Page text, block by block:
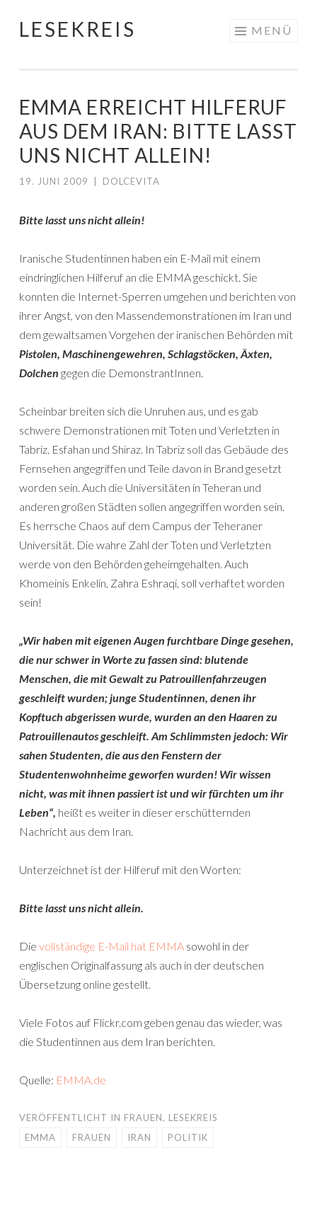
Springe
LESEKREIS MENÜ
EMMA ERREICHT HILFERUF
AUS DEM IRAN: BITTE LASST
UNS NICHT ALLEIN!
19. JUNI 2009 DOLCEVITA
Bitte lasst uns nicht allein!
Iranische Studentinnen haben ein E-Mail mit einem
eindringlichen Hilferuf an die EMMA geschickt. Sie
konnten die Internet-Sperren umgehen und berichten von
ihrer Angst, von den Massendemonstrationen im Iran und
dem gewaltsamen Vorgehen der iranischen Behörden mit
Pistolen, Maschinengewehren, Schlagstöcken, Äxten,
Dolchen gegen die DemonstrantInnen.
Scheinbar breiten sich die Unruhen aus, und es gab
schwere Demonstrationen mit Toten und Verletzten in
Tabriz, Esfahan und Shiraz. In Tabriz soll das Gebäude des
Fernsehen angegriffen und Teile davon in Brand gesetzt
worden sein. Auch die Universitäten in Teheran und
anderen großen Städten sollen angegriffen worden sein.
Es herrsche Chaos auf dem Campus der Teheraner
Universität. Die wahre Zahl der Toten und Verletzten
werde von den Behörden geheimgehalten. Auch
Khomeinis Enkelin, Zahra Eshraqi, soll verhaftet worden
sein!
„Wir haben mit eigenen Augen furchtbare Dinge gesehen,
die nur schwer in Worte zu fassen sind: blutende
Menschen, die mit Gewalt zu Patrouillenfahrzeugen
geschleift wurden; junge Studentinnen, denen ihr
Kopftuch abgerissen wurde, wurden an den Haaren zu
Patrouillenautos geschleift. Am Schlimmsten jedoch: Wir
sahen Studenten, die aus den Fenstern der
Studentenwohnheime geworfen wurden! Wir wissen
nicht, was mit ihnen passiert ist und wir fürchten um ihr
Leben“, heißt es weiter in dieser erschütternden
Nachricht aus dem Iran.
Unterzeichnet ist der Hilferuf mit den Worten:
Bitte lasst uns nicht allein.
Die vollständige E-Mail hat EMMA sowohl in der
englischen Originalfassung als auch in der deutschen
Übersetzung online gestellt.
Viele Fotos auf Flickr.com geben genau das wieder, was
die Studentinnen aus dem Iran berichten.
Quelle: EMMA.de
VERÖFFENTLICHT IN FRAUEN, LESEKREIS
EMMA
FRAUEN IRAN POLITIK